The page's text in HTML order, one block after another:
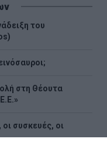
του
στη Θέουτα
συσκευές, οι